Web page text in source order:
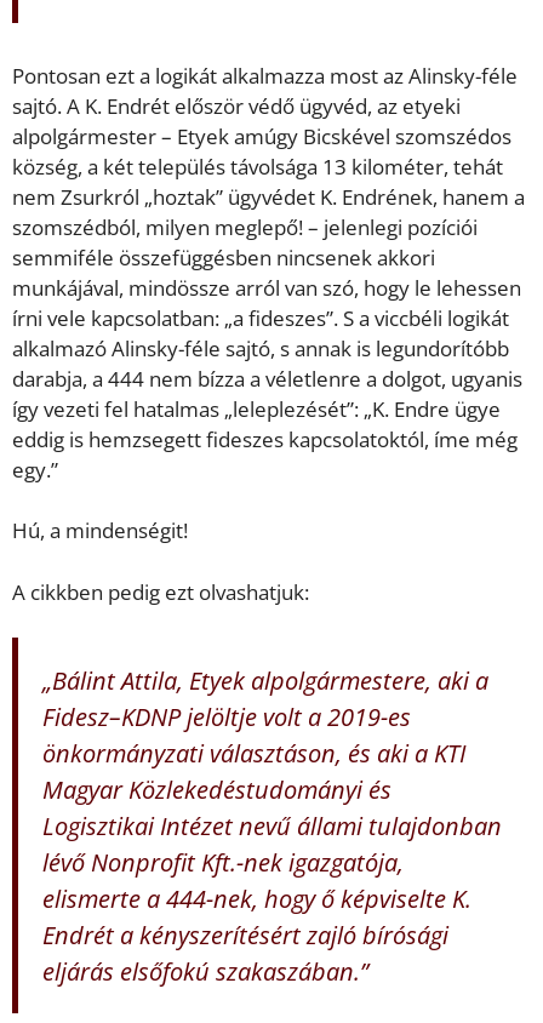
Pontosan ezt a logikát alkalmazza most az Alinsky-féle
sajtó. A K. Endrét először védő ügyvéd, az etyeki
alpolgármester – Etyek amúgy Bicskével szomszédos
község, a két település távolsága 13 kilométer, tehát
nem Zsurkról „hoztak” ügyvédet K. Endrének, hanem a
szomszédból, milyen meglepő! – jelenlegi pozíciói
semmiféle összefüggésben nincsenek akkori
munkájával, mindössze arról van szó, hogy le lehessen
írni vele kapcsolatban: „a fideszes”. S a viccbéli logikát
alkalmazó Alinsky-féle sajtó, s annak is legundorítóbb
darabja, a 444 nem bízza a véletlenre a dolgot, ugyanis
így vezeti fel hatalmas „leleplezését”: „K. Endre ügye
eddig is hemzsegett fideszes kapcsolatoktól, íme még
egy.”
Hú, a mindenségit!
A cikkben pedig ezt olvashatjuk:
„Bálint Attila, Etyek alpolgármestere, aki a
Fidesz–KDNP jelöltje volt a 2019-es
önkormányzati választáson, és aki a KTI
Magyar Közlekedéstudományi és
Logisztikai Intézet nevű állami tulajdonban
lévő Nonprofit Kft.-nek igazgatója,
elismerte a 444-nek, hogy ő képviselte K.
Endrét a kényszerítésért zajló bírósági
eljárás elsőfokú szakaszában.”